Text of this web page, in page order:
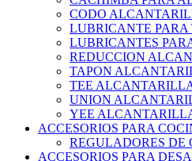
CODO
LUBRICANTE PARA
LUBRICANTES
REDUCCION
TAPON
TEE
UNION
YEE
ACCESORIOS PARA
REGULADORES DE
ACCESORIOS PARA